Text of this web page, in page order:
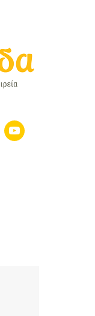
youtube